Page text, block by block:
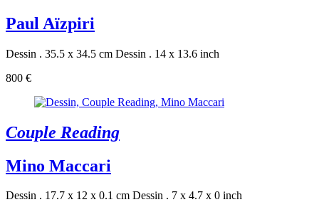
Paul Aïzpiri
Dessin . 35.5 x 34.5 cm Dessin . 14 x 13.6 inch
800 €
Couple Reading
Mino Maccari
Dessin . 17.7 x 12 x 0.1 cm Dessin . 7 x 4.7 x 0 inch